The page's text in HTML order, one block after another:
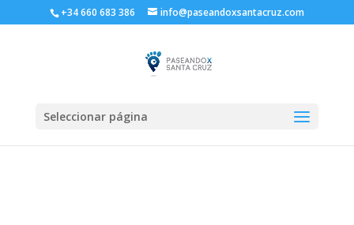
+34 660 683 386 info@paseandoxsantacruz.com
Seleccionar página